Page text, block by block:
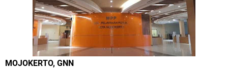
Tumpeng Nasi Krawu Pecahkan Rekor MURI, KWGe Angkat Kuliner
Gresik ke Panggung Dunia
FOZ Jatim, BAZNAS, dan Kemenag Salurkan 22.456 Bingkisan Lebaran
MOJOKERTO, GNN